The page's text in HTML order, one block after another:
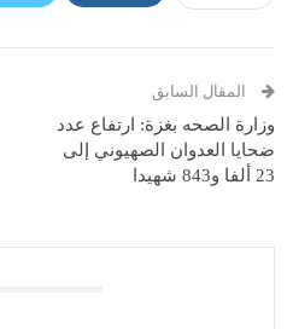
المقال السابق
وزارة الصحه بغزة: ارتفاع عدد
ضحايا العدوان الصهيوني إلى
23 ألفا و843 شهيدا